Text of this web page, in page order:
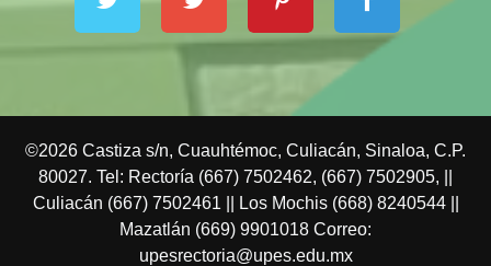
©2026 Castiza s/n, Cuauhtémoc, Culiacán, Sinaloa, C.P.
80027. Tel: Rectoría (667) 7502462, (667) 7502905, ||
Culiacán (667) 7502461 || Los Mochis (668) 8240544 ||
Mazatlán (669) 9901018 Correo:
upesrectoria@upes.edu.mx